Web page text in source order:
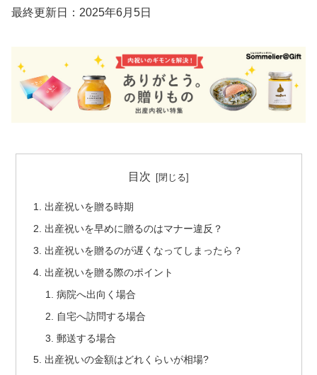
最終更新日：2025年6月5日
目次
出産祝いを贈る時期
出産祝いを早めに贈るのはマナー違反？
出産祝いを贈るのが遅くなってしまったら？
出産祝いを贈る際のポイント
病院へ出向く場合
自宅へ訪問する場合
郵送する場合
出産祝いの金額はどれくらいが相場?